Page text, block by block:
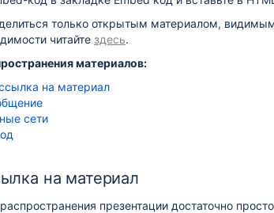
только открытым материалом,
читайте здесь.
материалов:
на материал
сети
на материал
презентации достаточно